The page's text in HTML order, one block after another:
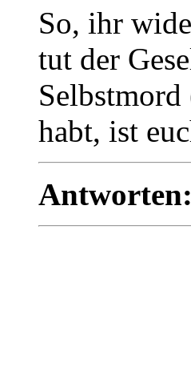
So, ihr
tut der
habt, ist
Antworten: